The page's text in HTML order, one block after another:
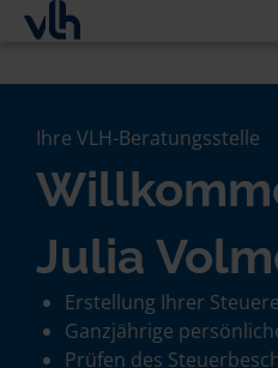
Ihre VLH-Beratungsstelle
Julia
Erstellung Ihrer
Ganzjährige
Prüfen des